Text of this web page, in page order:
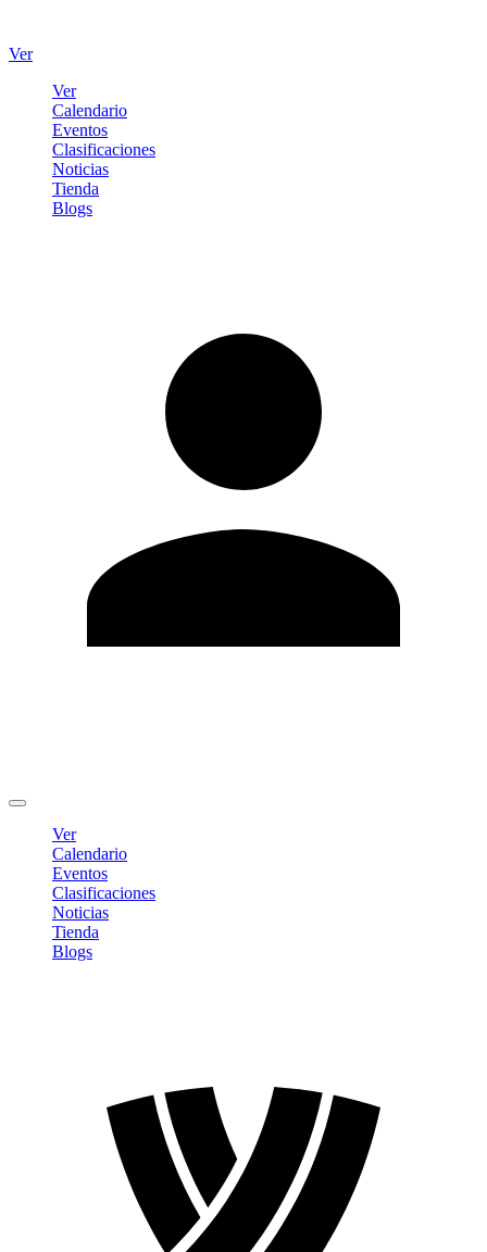
Ver
Ver
Calendario
Eventos
Clasificaciones
Noticias
Tienda
Blogs
Ver
Calendario
Eventos
Clasificaciones
Noticias
Tienda
Blogs